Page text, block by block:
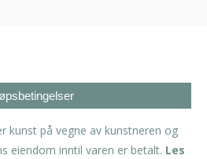
kunst på vegne av kunstneren og
eiendom inntil varen er betalt. Les